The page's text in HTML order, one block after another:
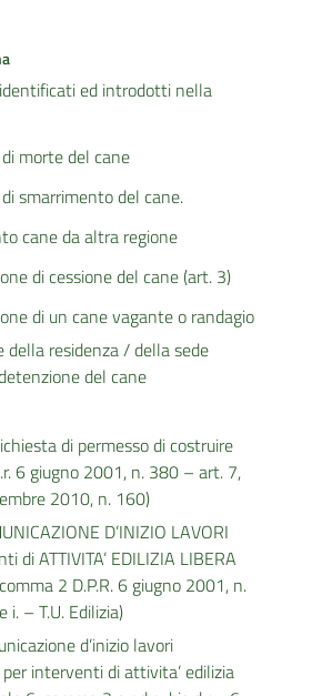
ed introdotti nella
morte del cane
smarrimento del cane.
cane da altra regione
di cessione del cane (art. 3)
di un cane vagante o randagio
della residenza / della sede
del cane
di permesso di costruire
6 giugno 2001, n. 380 – art. 7,
2010, n. 160)
D’INIZIO LAVORI
di ATTIVITA’ EDILIZIA LIBERA
2 D.P.R. 6 giugno 2001, n.
i. – T.U. Edilizia)
d’inizio lavori
interventi di attivita’ edilizia